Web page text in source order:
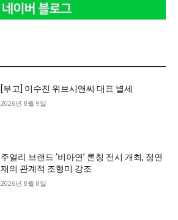
[부고] 이수진 위브시앤씨 대표 별세
2026년 8월 9일
주얼리 브랜드 ‘비아연’ 론칭 전시 개최, 정연
재의 관계적 조형미 강조
2026년 8월 8일